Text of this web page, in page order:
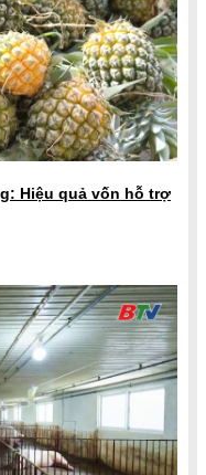
Hiệu quả vốn hỗ trợ